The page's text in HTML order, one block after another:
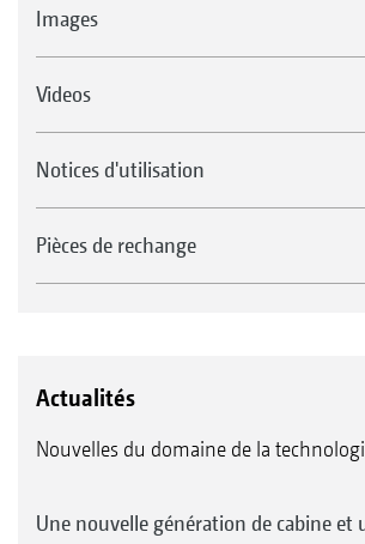
Images
Videos
Notices d'utilisation
Pièces de rechange
Actualités
Nouvelles du domaine de la
Une nouvelle génération de cabine et